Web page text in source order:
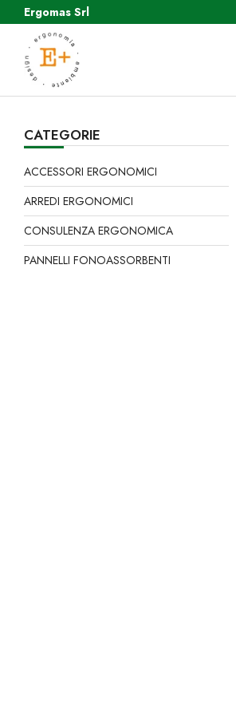
Ergomas Srl
CATEGORIE
ACCESSORI ERGONOMICI
ARREDI ERGONOMICI
CONSULENZA ERGONOMICA
PANNELLI FONOASSORBENTI